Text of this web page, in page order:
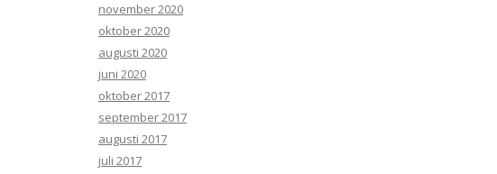
november 2020
oktober 2020
augusti 2020
juni 2020
oktober 2017
september 2017
augusti 2017
juli 2017